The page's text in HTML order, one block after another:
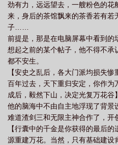
劲有力，远远望去，一艘粉色的
来，身后的茶馆飘来的茶香若有
子……
前提是，那是在电脑屏幕中看到
想起之前的某个帖子，他不得不承
都不安生。
【安史之乱后，各大门派均损失
百年过去，天下重归安定，你作
成后，毅然下山，决定光复万花谷】
他的脑海中不由自主地浮现了背景
难道渣剑三和无限主神合作了，开
【行囊中的千金是你获得的最后
源重建万花。当然，只有基础建